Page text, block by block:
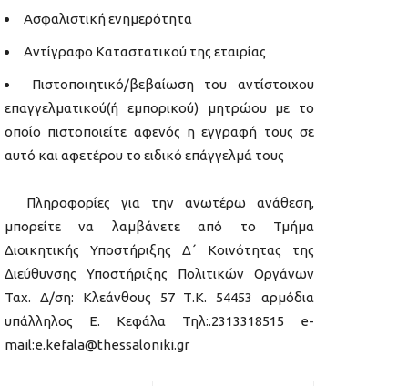
Ασφαλιστική ενημερότητα
Αντίγραφο Καταστατικού της εταιρίας
Πιστοποιητικό/βεβαίωση του αντίστοιχου
επαγγελματικού(ή εμπορικού) μητρώου με το
οποίο πιστοποιείτε αφενός η εγγραφή τους σε
αυτό και αφετέρου το ειδικό επάγγελμά τους
Πληροφορίες για την ανωτέρω ανάθεση,
μπορείτε να λαμβάνετε από το Τμήμα
Διοικητικής Υποστήριξης Δ΄ Κοινότητας της
Διεύθυνσης Υποστήριξης Πολιτικών Οργάνων
Ταχ. Δ/ση: Κλεάνθους 57 Τ.Κ. 54453 αρμόδια
υπάλληλος Ε. Κεφάλα Τηλ:.2313318515 e-
mail:e.kefala@thessaloniki.gr